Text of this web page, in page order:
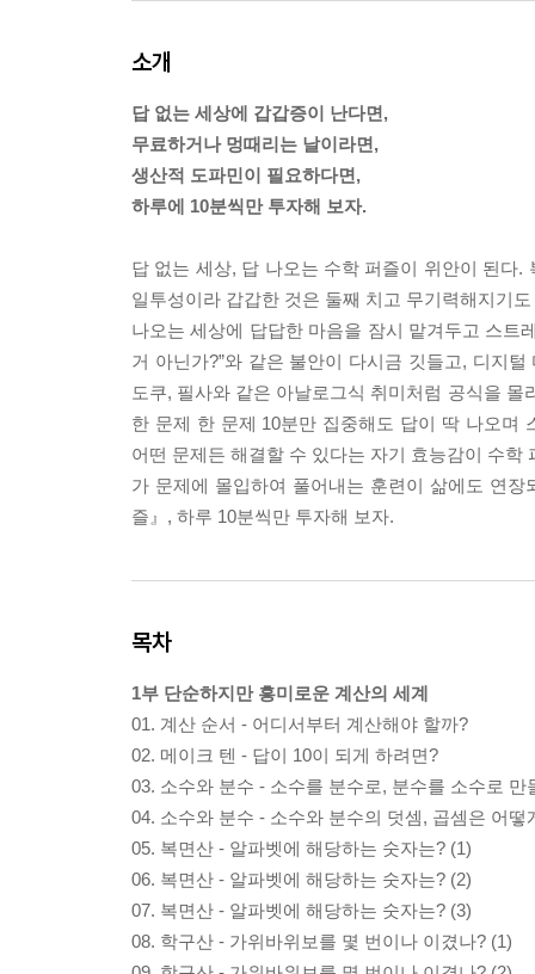
소개
답 없는 세상에 갑갑증이 난다면,
무료하거나 멍때리는 날이라면,
생산적 도파민이 필요하다면,
하루에 10분씩만 투자해 보자.
답 없는 세상, 답 나오는 수학 퍼즐이 위안이 된다
일투성이라 갑갑한 것은 둘째 치고 무기력해지기
나오는 세상에 답답한 마음을 잠시 맡겨두고 스트
거 아닌가?”와 같은 불안이 다시금 깃들고, 디지
도쿠, 필사와 같은 아날로그식 취미처럼 공식을 몰
한 문제 한 문제 10분만 집중해도 답이 딱 나오며
어떤 문제든 해결할 수 있다는 자기 효능감이 수
가 문제에 몰입하여 풀어내는 훈련이 삶에도 연
즐』, 하루 10분씩만 투자해 보자.
목차
1부 단순하지만 흥미로운 계산의 세계
01. 계산 순서 - 어디서부터 계산해야 할까?
02. 메이크 텐 - 답이 10이 되게 하려면?
03. 소수와 분수 - 소수를 분수로, 분수를 소수로 만
04. 소수와 분수 - 소수와 분수의 덧셈, 곱셈은 어떻
05. 복면산 - 알파벳에 해당하는 숫자는? (1)
06. 복면산 - 알파벳에 해당하는 숫자는? (2)
07. 복면산 - 알파벳에 해당하는 숫자는? (3)
08. 학구산 - 가위바위보를 몇 번이나 이겼나? (1)